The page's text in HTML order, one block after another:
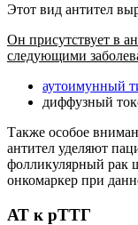
Этот вид антител
Он присутствует в
следующими
аутоимунный
диффузный
Также особое
антител уделяют
фолликулярный рак
онкомаркер при
АТ к рТТГ